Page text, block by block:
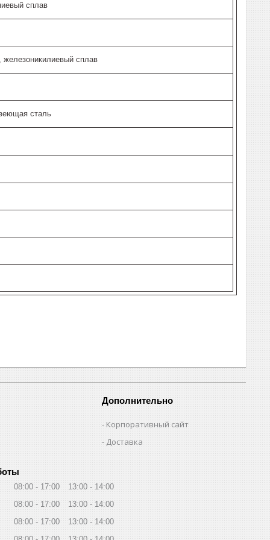
сплав
сплав
сталь
Дополнительно
Корпоративный сайт
Доставка
08:00 17:00 13:00
14:00
08:00
17:00 13:00
14:00
08:00
17:00 13:00
14:00